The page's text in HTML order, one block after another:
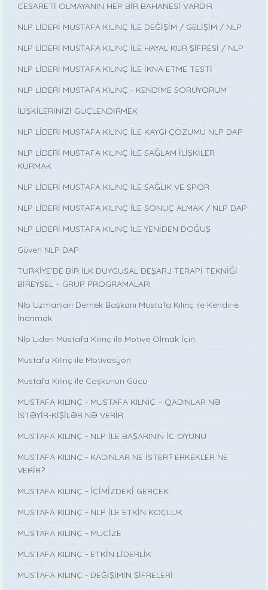
CESARETİ OLMAYANIN HEP BİR BAHANESİ VARDIR
NLP LİDERİ MUSTAFA KILINÇ İLE DEĞİŞİM / GELİŞİM / NLP
NLP LİDERİ MUSTAFA KILINÇ İLE HAYAL KUR ŞİFRESİ / NLP
NLP LİDERİ MUSTAFA KILINÇ İLE İKNA ETME TESTİ
NLP LİDERİ MUSTAFA KILINÇ - KENDİME SORUYORUM
İLİŞKİLERİNİZİ GÜÇLENDİRMEK
NLP LİDERİ MUSTAFA KILINÇ İLE KAYGI ÇÖZÜMÜ NLP DAP
NLP LİDERİ MUSTAFA KILINÇ İLE SAĞLAM İLİŞKİLER
KURMAK
NLP LİDERİ MUSTAFA KILINÇ İLE SAĞLIK VE SPOR
NLP LİDERİ MUSTAFA KILINÇ İLE SONUÇ ALMAK / NLP DAP
NLP LİDERİ MUSTAFA KILINÇ İLE YENİDEN DOĞUŞ
Güven NLP DAP
TÜRKİYE’DE BİR İLK DUYGUSAL DEŞARJ TERAPİ TEKNİĞİ
BİREYSEL – GRUP PROGRAMALARI
Nlp Uzmanları Dernek Başkanı Mustafa Kılınç ile Kendine
İnanmak
Nlp Lideri Mustafa Kılınç ile Motive Olmak İçin
Mustafa Kılınç ile Motivasyon
Mustafa Kılınç ile Coşkunun Gücü
MUSTAFA KILINÇ - MUSTAFA KILNIÇ – QADINLAR NƏ
İSTƏYİR-KİŞİLƏR NƏ VERİR
MUSTAFA KILINÇ - NLP İLE BAŞARININ İÇ OYUNU
MUSTAFA KILINÇ - KADINLAR NE İSTER? ERKEKLER NE
VERİR?
MUSTAFA KILINÇ - İÇİMİZDEKİ GERÇEK
MUSTAFA KILINÇ - NLP İLE ETKİN KOÇLUK
MUSTAFA KILINÇ - MUCİZE
MUSTAFA KILINÇ - ETKİN LİDERLİK
MUSTAFA KILINÇ - DEĞİŞİMİN ŞİFRELERİ